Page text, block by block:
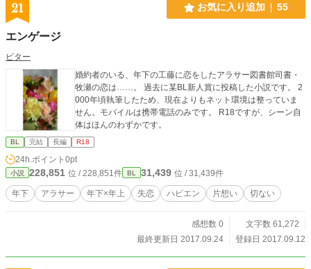
21 お気に入り追加 55
エンゲージ
ビター
婚約者のいる、年下の工藤に恋をしたアラサー図書館司書・
牧瀬の恋は……。 過去に某BL新人賞に投稿した小説です。 2
000年頃執筆したため、現在よりもネット環境は整っていま
せん。モバイルは携帯電話のみです。 R18ですが、シーン自
体はほんのわずかです。
BL 完結 長編 R18
24h.ポイント 0pt
小説 228,851 位 / 228,851件 BL 31,439 位 / 31,439件
年下 アラサー 年下×年上 失恋 ハピエン 片想い 切ない
感想数 0
文字数 61,272
最終更新日 2017.09.24
登録日 2017.09.12